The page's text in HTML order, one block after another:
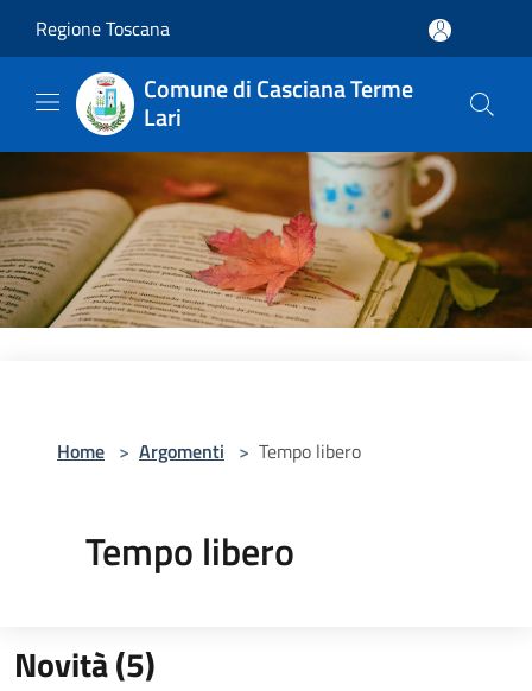
Regione Toscana
Comune di Casciana Terme
Lari
Home > Argomenti > Tempo libero
Tempo libero
Novità (5)